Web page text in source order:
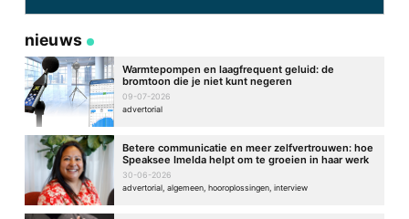
nieuws
Warmtepompen en laagfrequent geluid: de
bromtoon die je niet kunt negeren
09-07-2026
advertorial
Betere communicatie en meer zelfvertrouwen: hoe
Speaksee Imelda helpt om te groeien in haar werk
30-06-2026
advertorial, algemeen, hooroplossingen, interview